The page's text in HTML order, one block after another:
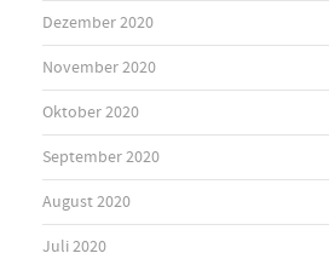
Dezember 2020
November 2020
Oktober 2020
September 2020
August 2020
Juli 2020